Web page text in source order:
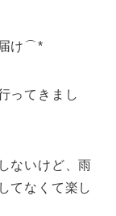
け⌒*
ってきまし
ないけど、雨
てなくて楽し